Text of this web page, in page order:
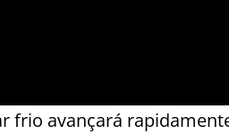
frio avançará